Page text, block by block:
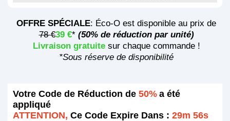
OFFRE SPÉCIALE: Éco-O est disponible au prix de
78 €39 €* (50% de réduction par unité)
Livraison gratuitesur chaque commande !
*Sous réserve de disponibilité
Votre Code de Réduction de 50% a été
appliqué
ATTENTION, Ce Code Expire Dans : 29m 55s